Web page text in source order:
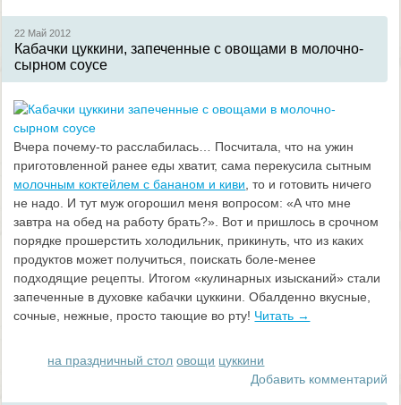
22 Май2012
Кабачки цуккини, запеченные с овощами в молочно-
сырном соусе
Вчера почему-то расслабилась… Посчитала, что на ужин
приготовленной ранее еды хватит, сама перекусила сытным
молочным коктейлем с бананом и киви , то и готовить ничего
не надо. И тут муж огорошил меня вопросом: «А что мне
завтра на обед на работу брать?». Вот и пришлось в срочном
порядке прошерстить холодильник, прикинуть, что из каких
продуктов может получиться, поискать боле-менее
подходящие рецепты. Итогом «кулинарных изысканий» стали
запеченные в духовке кабачки цуккини. Обалденно вкусные,
сочные, нежные, просто тающие во рту! Читать →
на праздничный стол овощи цуккини
Добавить комментарий